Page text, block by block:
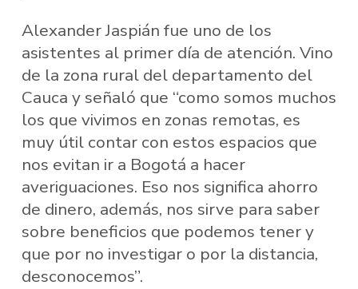
Alexander Jaspián fue uno de los
asistentes al primer día de atención. Vino
de la zona rural del departamento del
Cauca y señaló que “como somos muchos
los que vivimos en zonas remotas, es
muy útil contar con estos espacios que
nos evitan ir a Bogotá a hacer
averiguaciones. Eso nos significa ahorro
de dinero, además, nos sirve para saber
sobre beneficios que podemos tener y
que por no investigar o por la distancia,
desconocemos”.